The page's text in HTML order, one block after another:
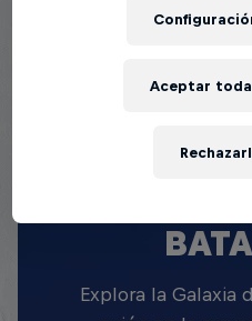
Explora la Galaxia
Aceptar